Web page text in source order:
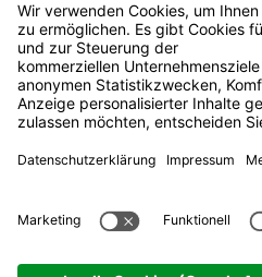
Unsere Partner
Datenschutz
Sitemap